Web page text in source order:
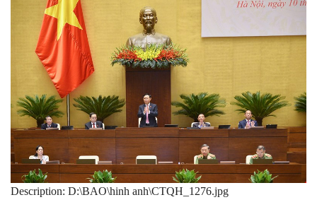
Description: D:\BAO\hinh anh\CTQH_1276.jpg